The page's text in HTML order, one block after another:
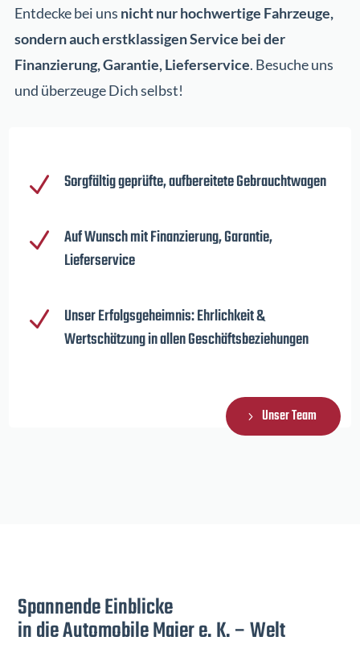
Entdecke bei uns nicht nur hochwertige Fahrzeuge,
sondern auch erstklassigen Service bei der
Finanzierung, Garantie, Lieferservice. Besuche uns
und überzeuge Dich selbst!
N Sorgfältig geprüfte, aufbereitete Gebrauchtwagen
N
Auf Wunsch mit Finanzierung, Garantie,
Lieferservice
N
Unser Erfolgsgeheimnis: Ehrlichkeit &
Wertschätzung in allen Geschäftsbeziehungen
Unser Team
Spannende Einblicke
in die Automobile Maier e. K. – Welt